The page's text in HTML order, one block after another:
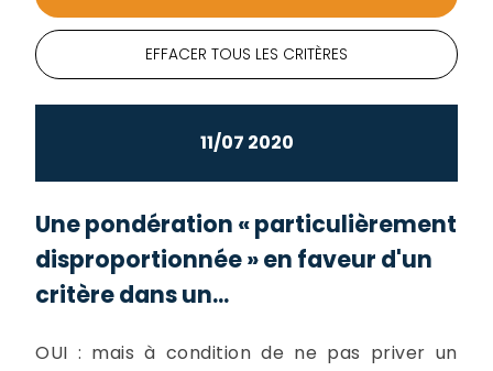
EFFACER TOUS LES CRITÈRES
11/07 2020
Une pondération « particulièrement
disproportionnée » en faveur d'un
critère dans un...
OUI : mais à condition de ne pas priver un